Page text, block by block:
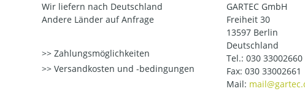
Wir liefern nach Deutschland
Andere Länder auf Anfrage
Zahlungsmöglichkeiten
Versandkosten und -bedingungen
GARTEC GmbH
Freiheit 30
13597 Berlin
Deutschland
Tel.: 030 33002660
Fax: 030 33002661
Mail: